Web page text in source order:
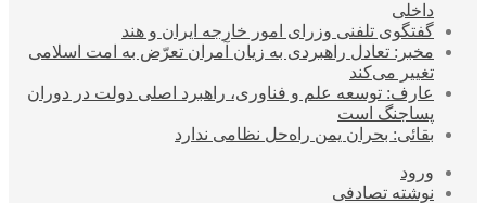
داخلی
گفتگوی تلفنی وزرای امور خارجه ایران و هند
مخبر: تعادل راهبردی به زیان آمران تعرّض به امت اسلامی
تغییر می‌کند
عارف: توسعه علم و فناوری، راهبرد اصلی دولت در دوران
پساجنگ است
بقائی: بحران یمن راه‌حل نظامی ندارد
ورود
نوشته تصادفی